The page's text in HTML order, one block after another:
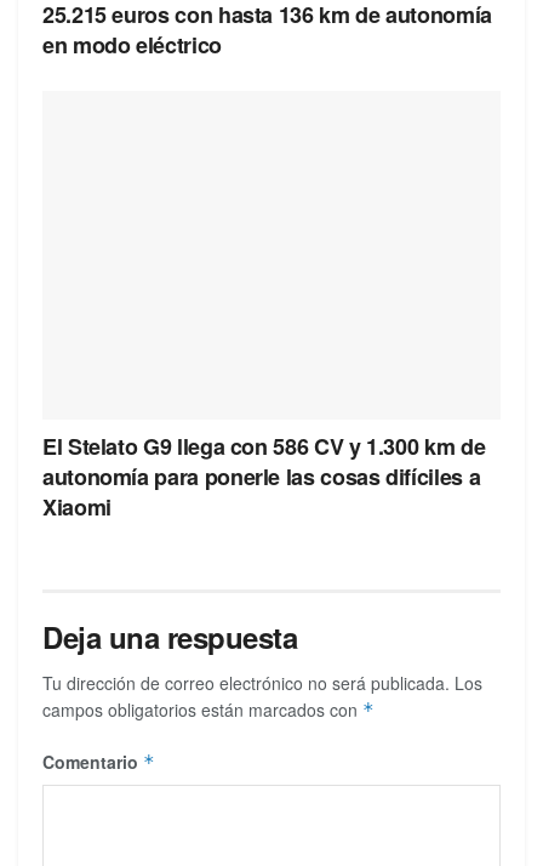
25.215 euros con hasta 136 km de autonomía
en modo eléctrico
El Stelato G9 llega con 586 CV y 1.300 km de
autonomía para ponerle las cosas difíciles a
Xiaomi
Deja una respuesta
Tu dirección de correo electrónico no será publicada. Los
campos obligatorios están marcados con *
Comentario *